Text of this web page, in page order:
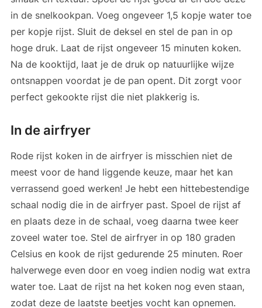
in de snelkookpan. Voeg ongeveer 1,5 kopje water toe
per kopje rijst. Sluit de deksel en stel de pan in op
hoge druk. Laat de rijst ongeveer 15 minuten koken.
Na de kooktijd, laat je de druk op natuurlijke wijze
ontsnappen voordat je de pan opent. Dit zorgt voor
perfect gekookte rijst die niet plakkerig is.
In de airfryer
Rode rijst koken in de airfryer is misschien niet de
meest voor de hand liggende keuze, maar het kan
verrassend goed werken! Je hebt een hittebestendige
schaal nodig die in de airfryer past. Spoel de rijst af
en plaats deze in de schaal, voeg daarna twee keer
zoveel water toe. Stel de airfryer in op 180 graden
Celsius en kook de rijst gedurende 25 minuten. Roer
halverwege even door en voeg indien nodig wat extra
water toe. Laat de rijst na het koken nog even staan,
zodat deze de laatste beetjes vocht kan opnemen.